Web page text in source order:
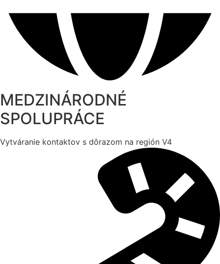
MEDZINÁRODNÉ
SPOLUPRÁCE
Vytváranie kontaktov s dôrazom na región V4